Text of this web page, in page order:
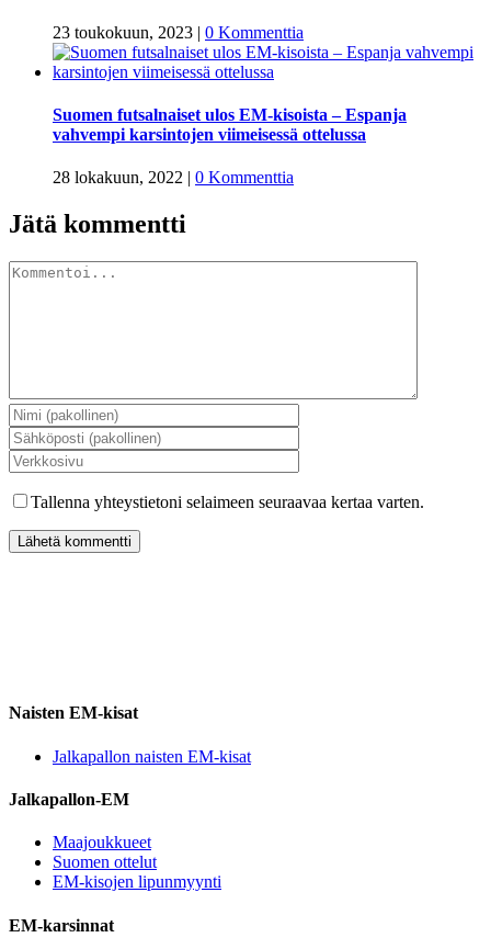
23 toukokuun, 2023 | 0 Kommenttia
Suomen futsalnaiset ulos EM-kisoista – Espanja
vahvempi karsintojen viimeisessä ottelussa
28 lokakuun, 2022 | 0 Kommenttia
Jätä kommentti
Kommentti
Tallenna yhteystietoni selaimeen seuraavaa kertaa varten.
Naisten EM-kisat
Jalkapallon naisten EM-kisat
Jalkapallon-EM
Maajoukkueet
Suomen ottelut
EM-kisojen lipunmyynti
EM-karsinnat